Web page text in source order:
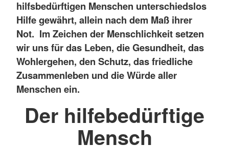
hilfsbedürftigen Menschen unterschiedslos
Hilfe gewährt, allein nach dem Maß ihrer
Not. Im Zeichen der Menschlichkeit setzen
wir uns für das Leben, die Gesundheit, das
Wohlergehen, den Schutz, das friedliche
Zusammenleben und die Würde aller
Menschen ein.
Der hilfebedürftige
Mensch